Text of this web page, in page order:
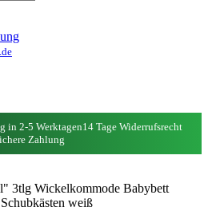
in 2-5 Werktagen14 Tage Widerrufsrecht
Zahlung
3tlg Wickelkommode Babybett
weiß